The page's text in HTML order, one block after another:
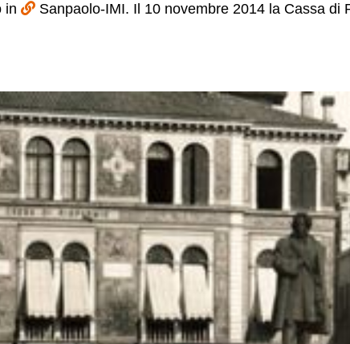
in
Sanpaolo-IMI. Il 10 novembre 2014 la Cassa